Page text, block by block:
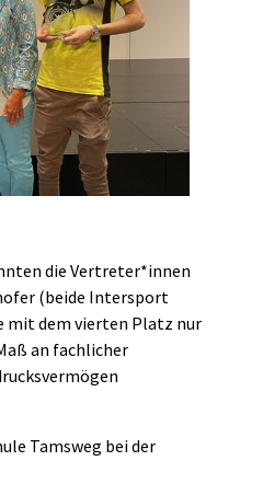
die Vertreter*innen
(beide Intersport
mit dem vierten Platz nur
an fachlicher
Tamsweg bei der